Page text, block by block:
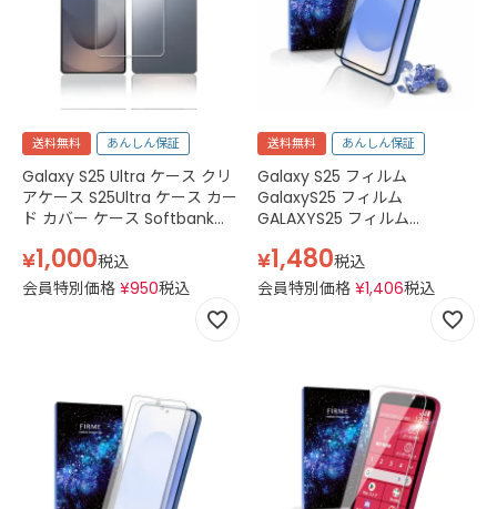
送料無料 あんしん保証
Galaxy S25 Ultra ケース クリ
アケース S25Ultra ケース カー
ド カバー ケース Softbank
SM-S938Q SIMフリー SM-
S938Z ギャラクシー S25 ウル
トラ ケース クリア 透明
¥1,000税込
会員特別価格 ¥950税込
送料無料 あんしん保証
Galaxy S25 フィルム
GalaxyS25 フィルム
GALAXYS25 フィルム
SCG31 au SM-S931Q SIMフリ
ー SM-S931Z ギャラクシー
S25 フィルム ギャラクシー
S25 フィルム Galaxy S25 ガラ
¥1,480税込
会員特別価格 ¥1,406税込